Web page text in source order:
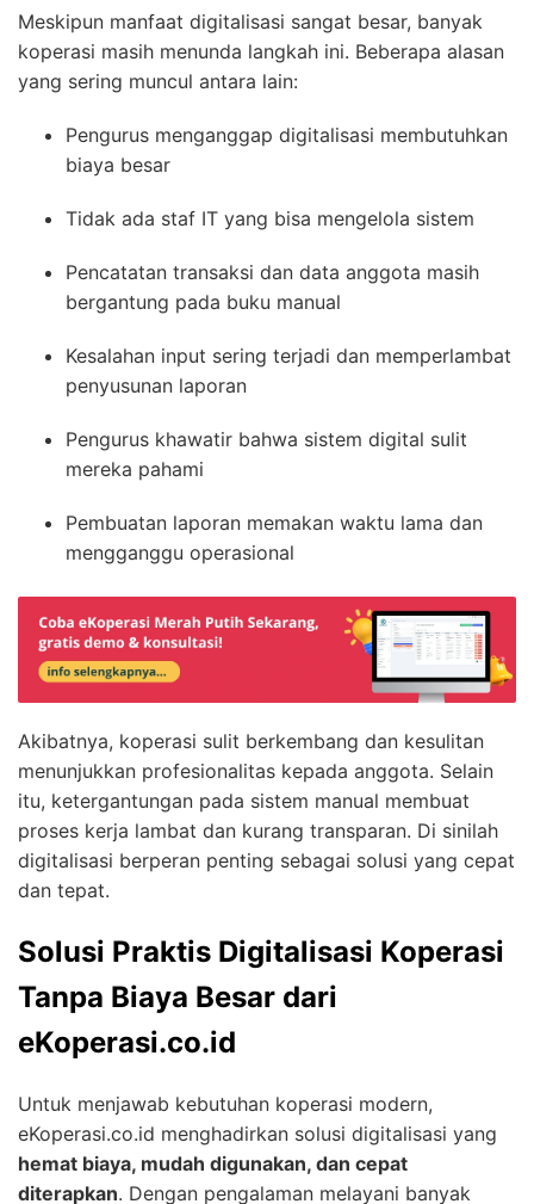
Meskipun manfaat digitalisasi sangat besar, banyak
koperasi masih menunda langkah ini. Beberapa alasan
yang sering muncul antara lain:
Pengurus menganggap digitalisasi membutuhkan
biaya besar
Tidak ada staf IT yang bisa mengelola sistem
Pencatatan transaksi dan data anggota masih
bergantung pada buku manual
Kesalahan input sering terjadi dan memperlambat
penyusunan laporan
Pengurus khawatir bahwa sistem digital sulit
mereka pahami
Pembuatan laporan memakan waktu lama dan
mengganggu operasional
Akibatnya, koperasi sulit berkembang dan kesulitan
menunjukkan profesionalitas kepada anggota. Selain
itu, ketergantungan pada sistem manual membuat
proses kerja lambat dan kurang transparan. Di sinilah
digitalisasi berperan penting sebagai solusi yang cepat
dan tepat.
Solusi Praktis Digitalisasi Koperasi
Tanpa Biaya Besar dari
eKoperasi.co.id
Untuk menjawab kebutuhan koperasi modern,
eKoperasi.co.id menghadirkan solusi digitalisasi yang
hemat biaya, mudah digunakan, dan cepat
diterapkan. Dengan pengalaman melayani banyak